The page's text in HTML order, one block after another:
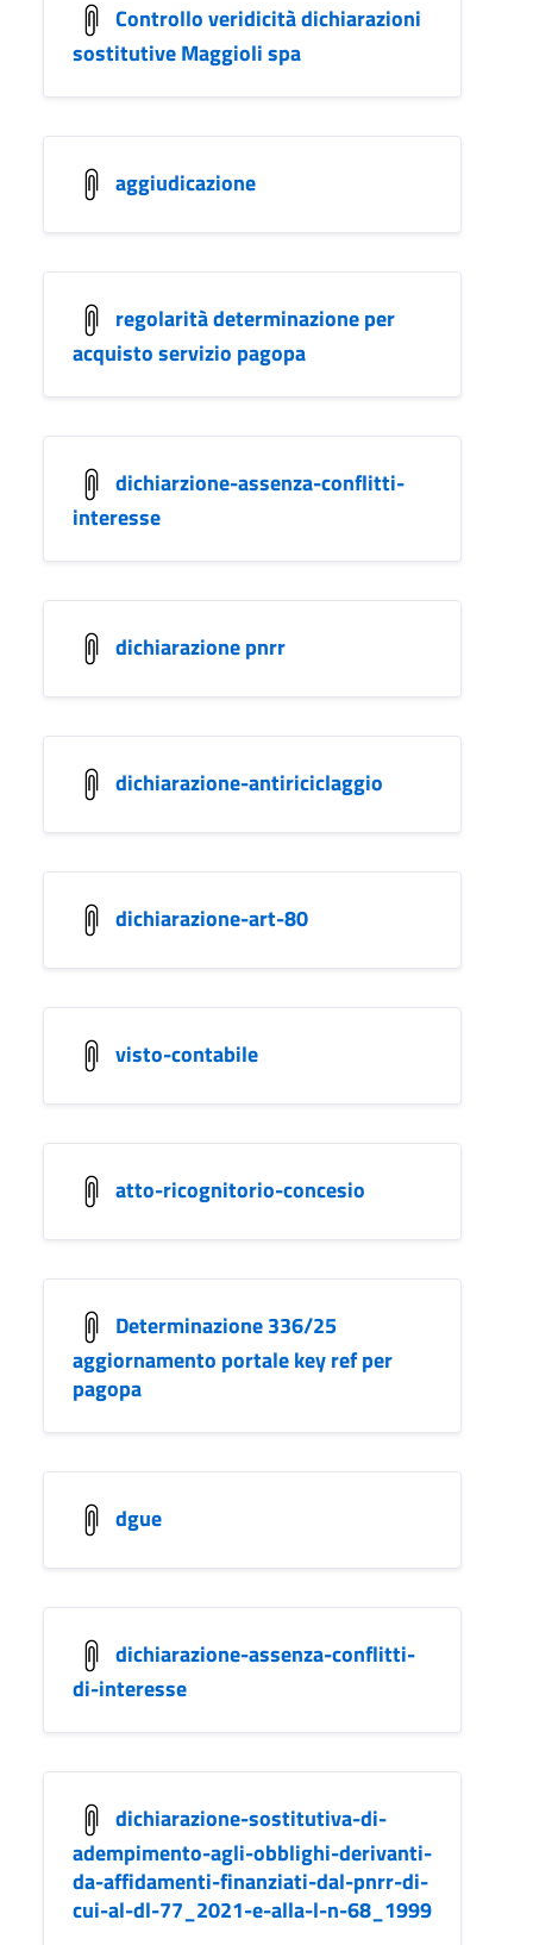
Controllo veridicità dichiarazioni
sostitutive Maggioli spa
aggiudicazione
regolarità determinazione per
acquisto servizio pagopa
dichiarzione-assenza-conflitti-
interesse
dichiarazione pnrr
dichiarazione-antiriciclaggio
dichiarazione-art-80
visto-contabile
atto-ricognitorio-concesio
Determinazione 336/25
aggiornamento portale key ref per
pagopa
dgue
dichiarazione-assenza-conflitti-
di-interesse
dichiarazione-sostitutiva-di-
adempimento-agli-obblighi-derivanti-
da-affidamenti-finanziati-dal-pnrr-di-
cui-al-dl-77_2021-e-alla-l-n-68_1999